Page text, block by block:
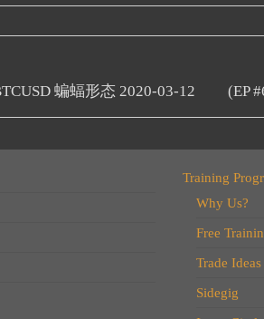
蝙蝠形态 2020-03-12
(EP
Training
Why Us?
Free
Trade
Sidegig